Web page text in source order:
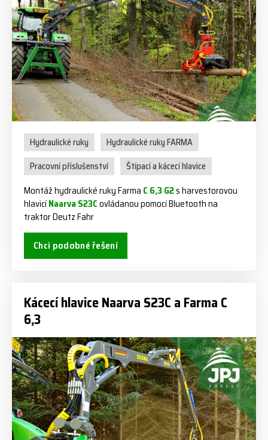
Hydraulické ruky
Hydraulické ruky FARMA
Pracovní příslušenství
Štípací a kácecí hlavice
Montáž hydraulické ruky Farma C 6,3 G2s harvestorovou
hlavicíNaarva S23Covládanou pomocí Bluetooth na
traktor Deutz Fahr
Chci podobné řešení
Kácecí hlavice Naarva S23C a Farma C
6,3